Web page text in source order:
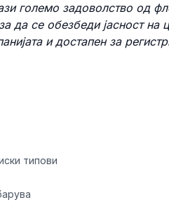
големо задоволство од
да се обезбеди јасност на
и достапен за
типови